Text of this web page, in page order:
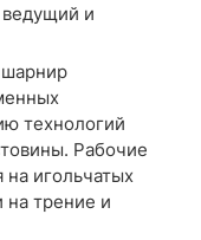
и
технологий
Рабочие
игольчатых
на трение и